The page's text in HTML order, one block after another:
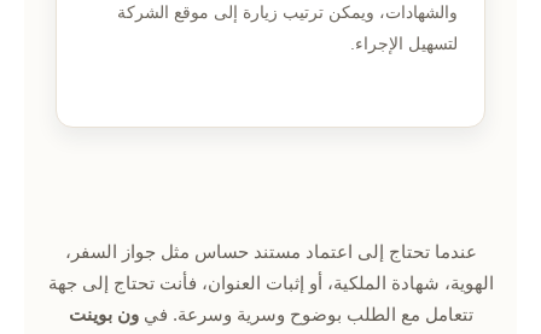
والشهادات، ويمكن ترتيب زيارة إلى موقع الشركة
لتسهيل الإجراء.
عندما تحتاج إلى اعتماد مستند حساس مثل جواز السفر،
الهوية، شهادة الملكية، أو إثبات العنوان، فأنت تحتاج إلى جهة
تتعامل مع الطلب بوضوح وسرية وسرعة. فيون بوينت